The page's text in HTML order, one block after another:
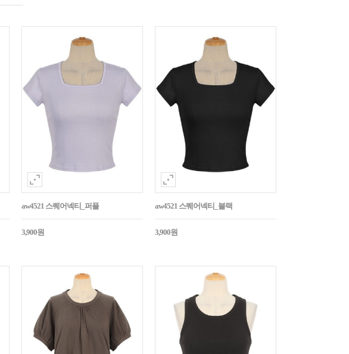
aw4521 스퀘어넥티_퍼플
3,900원
aw4521 스퀘어넥티_블랙
3,900원